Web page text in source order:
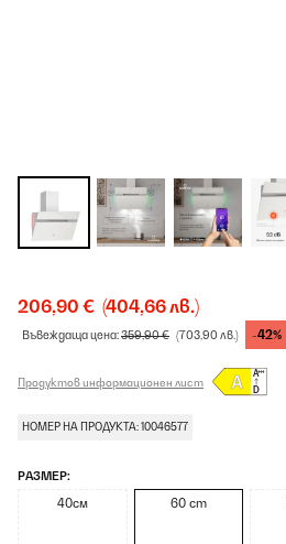
206,90 € (404,66 лв.)
Въвеждаща цена:359,90 € (703,90 лв.) -42%
Продуктов информационен лист
НОМЕР НА ПРОДУКТА: 10046577
РАЗМЕР:
40см 60 cm